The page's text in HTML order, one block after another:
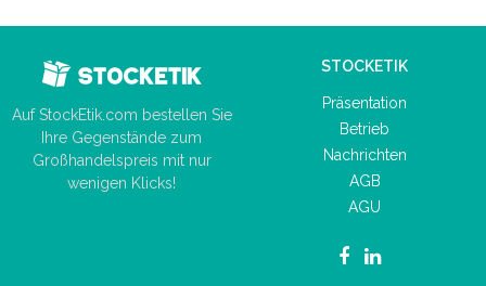
Auf StockEtik.com bestellen Sie
Ihre Gegenstände zum
Großhandelspreis mit nur
wenigen Klicks!
STOCKETIK
Präsentation
Betrieb
Nachrichten
AGB
AGU